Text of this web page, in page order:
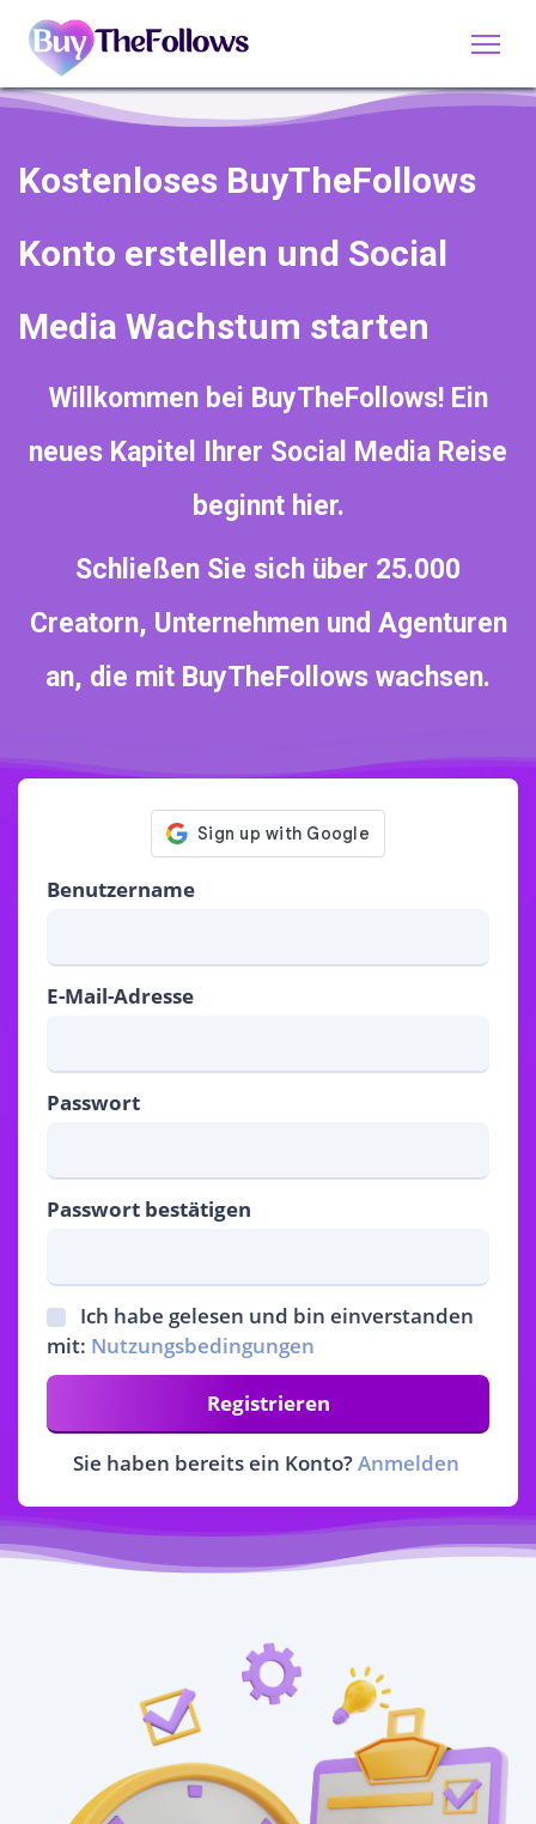
Kostenloses BuyTheFollows
Konto erstellen und Social
Media Wachstum starten
Willkommen bei BuyTheFollows! Ein
neues Kapitel Ihrer Social Media Reise
beginnt hier.
Schließen Sie sich über 25.000
Creatorn, Unternehmen und Agenturen
an, die mit BuyTheFollows wachsen.
Benutzername
E-Mail-Adresse
Passwort
Passwort bestätigen
Ich habe gelesen und bin einverstanden
mit: Nutzungsbedingungen
Registrieren
Sie haben bereits ein Konto?Anmelden